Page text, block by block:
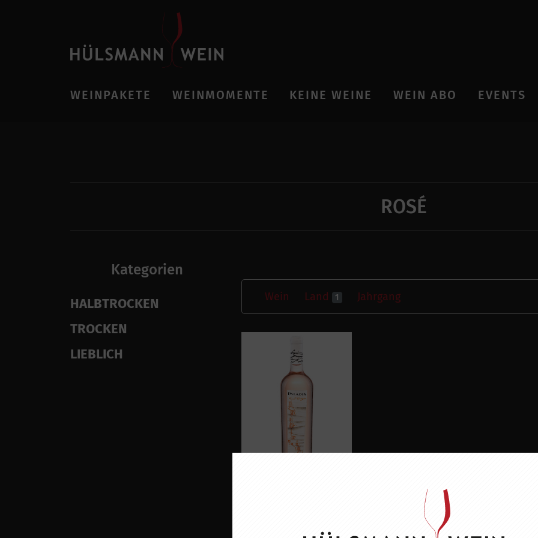
WEINPAKETE WEINMOMENTE KEINE WEINE WEIN ABO EVENTS
ROSÉ
Kategorien
HALBTROCKEN
TROCKEN
LIEBLICH
Wein Land 1 Jahrgang